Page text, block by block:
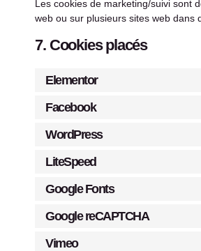
Les cookies de marketing/suivi sont
web ou sur plusieurs sites web dans
7. Cookies placés
Elementor
Facebook
WordPress
LiteSpeed
Google Fonts
Google reCAPTCHA
Vimeo